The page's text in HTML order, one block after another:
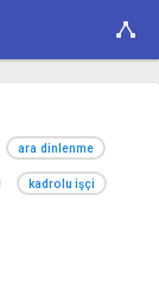
ara dinlenme
kadrolu işçi